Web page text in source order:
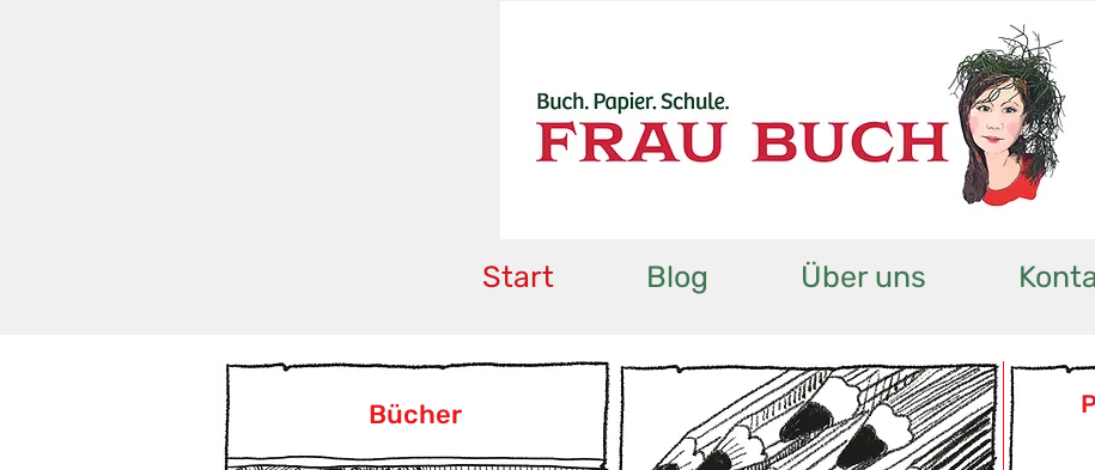
Start Blog Über uns
Bücher